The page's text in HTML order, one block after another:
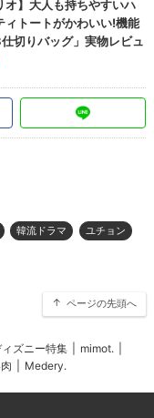
韓流ドラマ ユチョン
ページの先頭へ
ズニー特集 mimot.
Medery.